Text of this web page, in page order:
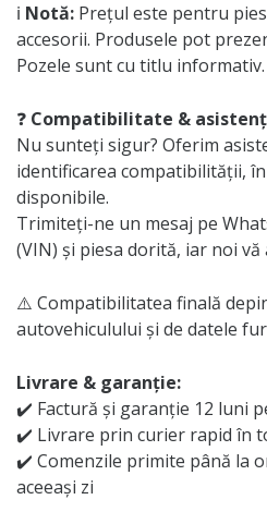
ℹ️ Notă: Prețul este pentru
accesorii. Produsele pot
Pozele sunt cu titlu informativ.
❓ Compatibilitate &
Nu sunteți sigur? Oferim
identificarea compatibilității,
disponibile.
Trimiteți-ne un mesaj pe
(VIN) și piesa dorită, iar noi vă
⚠️ Compatibilitatea finală
autovehiculului și de datele
Livrare & garanție:
✔️ Factură și garanție 12 luni
✔️ Livrare prin curier rapid în
✔️ Comenzile primite până la
aceeași zi